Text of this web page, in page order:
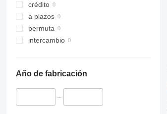
crédito
a plazos
permuta
intercambio
Año de fabricación
–